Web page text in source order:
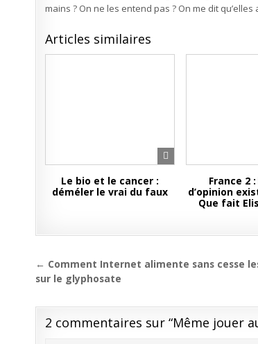
mains ? On ne les entend pas ? On me dit
Articles similaires
Le bio et le cancer :
déméler le vrai du faux
France 2
d’opinion
Que fait
Navigation
de
l’article
← Comment Internet alimente sans cesse
sur le glyphosate
2 commentaires sur “Même jouer